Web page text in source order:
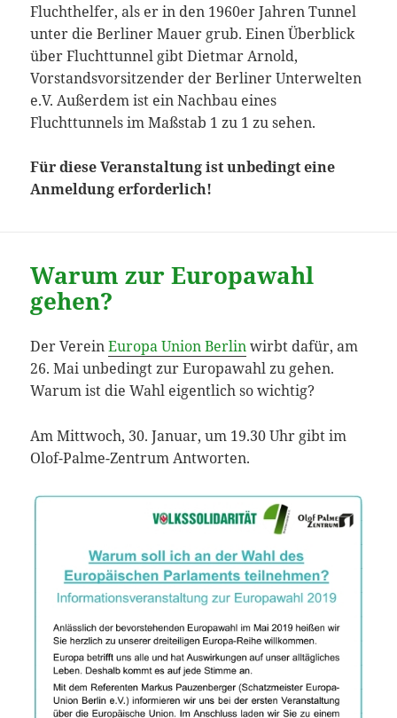
Fluchthelfer, als er in den 1960er Jahren Tunnel
unter die Berliner Mauer grub. Einen Überblick
über Fluchttunnel gibt Dietmar Arnold,
Vorstandsvorsitzender der Berliner Unterwelten
e.V. Außerdem ist ein Nachbau eines
Fluchttunnels im Maßstab 1 zu 1 zu sehen.
Für diese Veranstaltung ist unbedingt eine
Anmeldung erforderlich!
Warum zur Europawahl
gehen?
Der VereinEuropa Union Berlinwirbt dafür, am
26. Mai unbedingt zur Europawahl zu gehen.
Warum ist die Wahl eigentlich so wichtig?
Am Mittwoch, 30. Januar, um 19.30 Uhr gibt im
Olof-Palme-Zentrum Antworten.